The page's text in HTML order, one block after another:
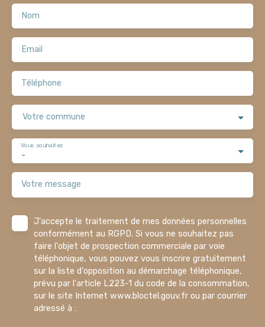
Nom
Email
Téléphone
Votre commune
-
Vous souhaitez
Votre message
J'accepte le traitement de mes données personnelles
conformément au RGPD. Si vous ne souhaitez pas
faire l'objet de prospection commerciale par voie
téléphonique, vous pouvez vous inscrire gratuitement
sur la liste d'opposition au démarchage téléphonique,
prévu par l'article L223-1 du code de la consommation,
sur le site Internet www.bloctel.gouv.fr ou par courrier
adressé à :